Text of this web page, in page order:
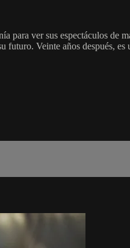
ver sus espectáculos de
Veinte años después,